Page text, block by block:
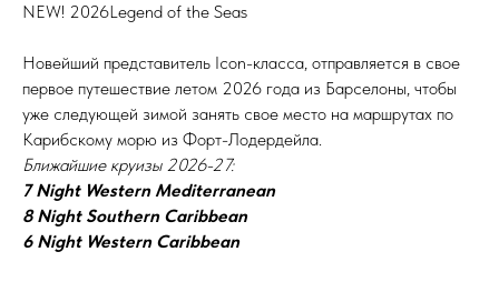
NEW! 2026Legend of the Seas
Новейший представитель Icon-класса, отправляется в свое
первое путешествие летом 2026 года из Барселоны, чтобы
уже следующей зимой занять свое место на маршрутах по
Карибскому морю из Форт-Лодердейла.
Ближайшие круизы 2026-27:
7 Night Western Mediterranean
8 Night Southern Caribbean
6 Night Western Caribbean